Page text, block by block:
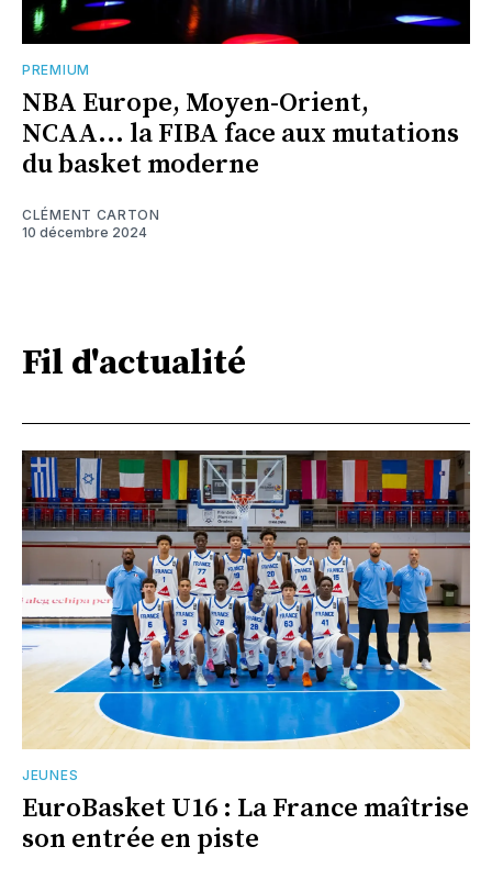
PREMIUM
NBA Europe, Moyen-Orient,
NCAA... la FIBA face aux mutations
du basket moderne
CLÉMENT CARTON
10 décembre 2024
Fil d'actualité
JEUNES
EuroBasket U16 : La France maîtrise
son entrée en piste